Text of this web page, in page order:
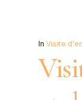
In Visite